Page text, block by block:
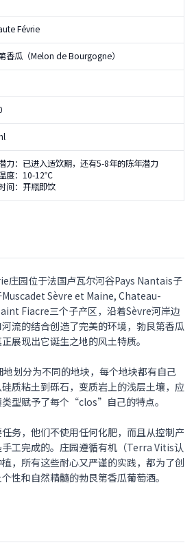
Févrie
香瓜（Melon de Bourgogne）
力：已进入适饮期，还有5-8年的陈年潜力
度：10-12℃
间：开瓶即饮
庄园位于法国卢瓦尔河谷Pays Nantais子
Sèvre et Maine, Chateau-
Fiacre三个子产区，沿着Sèvre河岸边
流的结合创造了完美的环境，勃艮第香瓜
展现出它诞生之地的风土特质。
划分为不同的地块，每个地块都有自己
质粘土到砾石，变质岩上的浅层土壤，应
型赋予了每个“clos”自己的特点。
务，他们不使用任何化肥，而且从控制产
工完成的。庄园遵循有机（Terra Vitis认
，所有这些耐心又严谨的实践，都为了创
性和自然精髓的勃艮第香瓜葡萄酒。